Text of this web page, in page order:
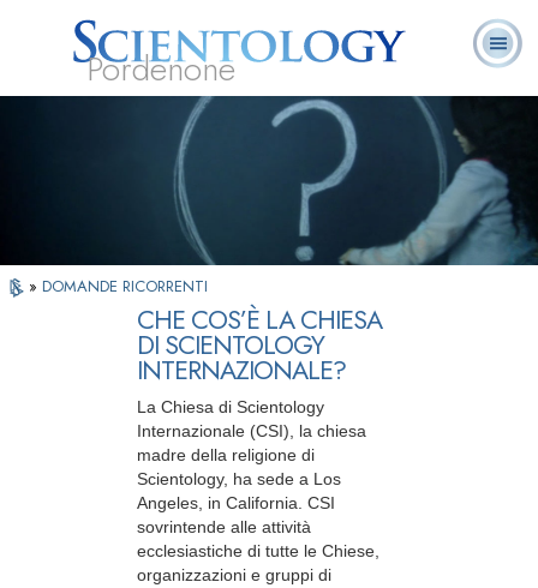
Pordenone
Che cos’è
Scientology?
Ministri
Volontari
Domande
ricorrenti
» DOMANDE RICORRENTI
CHE COS’È LA CHIESA
DI SCIENTOLOGY
INTERNAZIONALE?
La Chiesa di Scientology
Internazionale (CSI), la chiesa
madre della religione di
Scientology, ha sede a Los
Angeles, in California. CSI
sovrintende alle attività
ecclesiastiche di tutte le Chiese,
organizzazioni e gruppi di